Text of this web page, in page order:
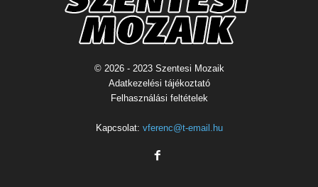
© 2026 - 2023 Szentesi Mozaik
Adatkezelési tájékoztató
Felhasználási feltételek
Kapcsolat: vferenc@t-email.hu